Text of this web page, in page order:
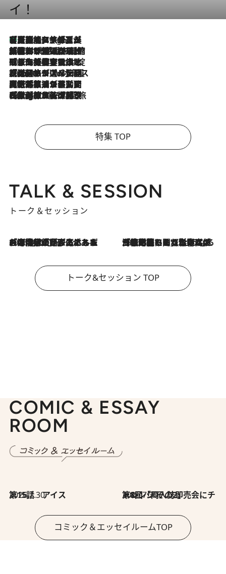
イ！
4 Hours Ago
【厳選旅コスメ】「多機能アイテムがメイン！」旅好き美容エディターが選んだ夏旅ベストコスメを発表【Mサイズジップ】
2026.8.6
「荷物が増えるほど旅ストレスは増す」美容ジャーナリストがたどり着いた最終結論。“化粧品を劇的に減らす”感動の凝縮美容とは
2026.8.6
「旅先には金髪ウィッグを持参」日本と同じメイクでは損してる!? 美容ジャーナリストが提案する“掟破りの旅美容”とは
2026.8.6
【厳選旅コスメ】「身軽さ＆UV対策重視！」ヘアアーティストshucoが選んだ夏旅ベストコスメを発表【Mサイズジップ】
2026.8.5
【厳選旅コスメ】国内をあちこち移動する河井菜摘が選んだ夏旅ベストコスメ発表！「リラックスアイテムはマスト」【Mサイズジップ】
2026.8.4
【厳選旅コスメ】「紫外線＆乾燥対策しながらメイク感も！」ヘア＆メイクGeorgeが選んだ夏旅ベストコスメを発表！【Mサイズジップ】
特集 TOP
TALK & SESSION
トーク＆セッション
2026.8.3
「今後値上げがあるとすれば…」「リスクがあるのは今年の冬」エネルギー専門家が語る、ホルムズ海峡封鎖が家庭にもたらす“ある心配” 2026.8.3
「住宅建てられない…」「サーチャージ料の高値が続いている」ホルムズ海峡封鎖による影響はいつまで続く？《エネルギー専門家に聞く“どうなる日本の暮らし”》
トーク&セッション TOP
COMIC & ESSAY
ROOM
2026.7.30
第15話 アイス 2026.7.30
第8回「同人誌即売会にチャレンジ その2」
コミック＆エッセイルームTOP